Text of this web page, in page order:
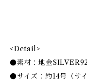
<Detail>
●素材：地金
●サイズ：約14号（サ